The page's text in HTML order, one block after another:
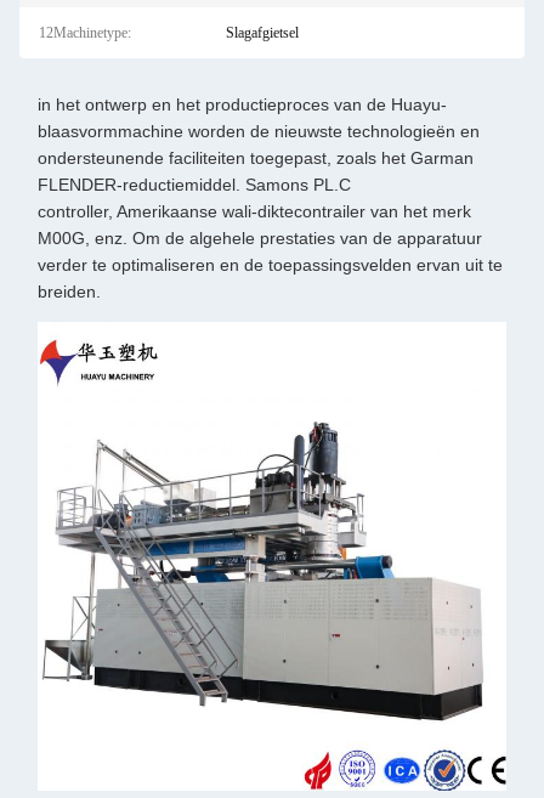
12Machinetype: Slagafgietsel
in het ontwerp en het productieproces van de Huayu-
blaasvormmachine worden de nieuwste technologieën en
ondersteunende faciliteiten toegepast, zoals het Garman
FLENDER-reductiemiddel. Samons PL.C
controller, Amerikaanse wali-diktecontrailer van het merk
M00G, enz. Om de algehele prestaties van de apparatuur
verder te optimaliseren en de toepassingsvelden ervan uit te
breiden.